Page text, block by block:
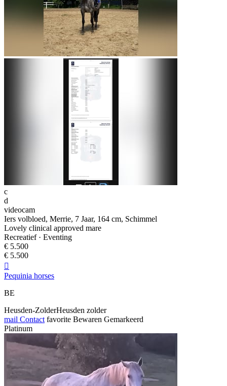
c
d
videocam
Iers volbloed, Merrie, 7 Jaar, 164 cm, Schimmel
Lovely clinical approved mare
Recreatief · Eventing
€ 5.500
€ 5.500

Pequinia horses
BE
Heusden-ZolderHeusden zolder
mail Contact favorite Bewaren Gemarkeerd
Platinum